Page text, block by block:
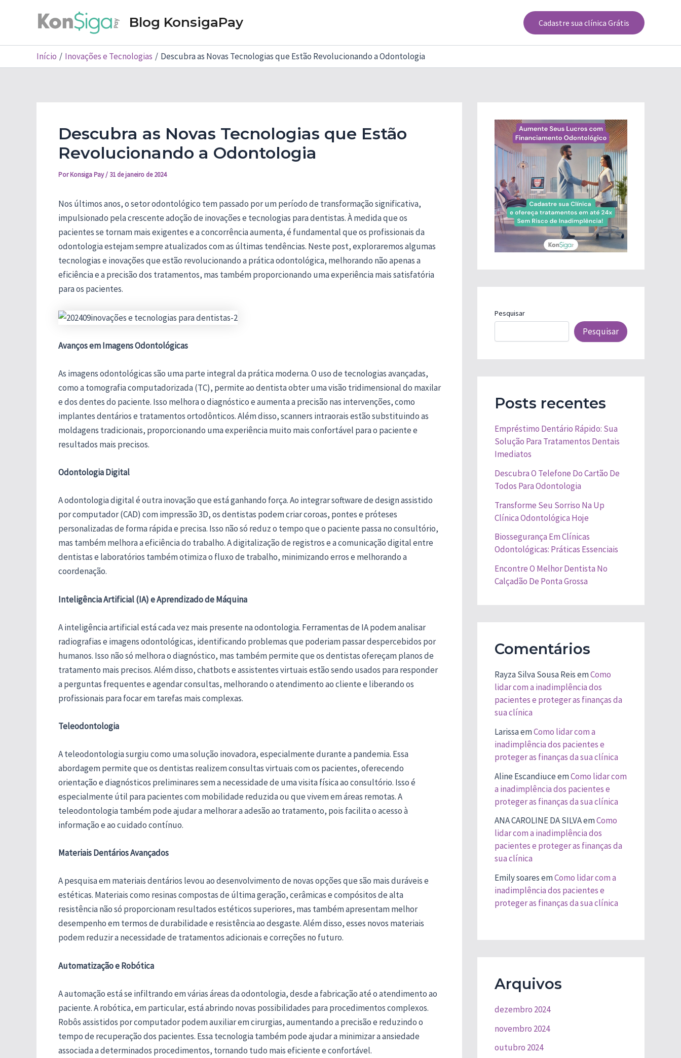
conteúdo
Blog KonsigaPay Cadastre sua clínica Grátis
Início Inovações e Tecnologias Descubra as Novas Tecnologias que Estão Revolucionando a Odontologia
Descubra as Novas Tecnologias que Estão
Revolucionando a Odontologia
PorKonsiga Pay/ 31 de janeiro de 2024
Nos últimos anos, o setor odontológico tem passado por um período de transformação significativa,
impulsionado pela crescente adoção de inovações e tecnologias para dentistas. À medida que os
pacientes se tornam mais exigentes e a concorrência aumenta, é fundamental que os profissionais da
odontologia estejam sempre atualizados com as últimas tendências. Neste post, exploraremos algumas
tecnologias e inovações que estão revolucionando a prática odontológica, melhorando não apenas a
eficiência e a precisão dos tratamentos, mas também proporcionando uma experiência mais satisfatória
para os pacientes.
Avanços em Imagens Odontológicas
As imagens odontológicas são uma parte integral da prática moderna. O uso de tecnologias avançadas,
como a tomografia computadorizada (TC), permite ao dentista obter uma visão tridimensional do maxilar
e dos dentes do paciente. Isso melhora o diagnóstico e aumenta a precisão nas intervenções, como
implantes dentários e tratamentos ortodônticos. Além disso, scanners intraorais estão substituindo as
moldagens tradicionais, proporcionando uma experiência muito mais confortável para o paciente e
resultados mais precisos.
Odontologia Digital
A odontologia digital é outra inovação que está ganhando força. Ao integrar software de design assistido
por computador (CAD) com impressão 3D, os dentistas podem criar coroas, pontes e próteses
personalizadas de forma rápida e precisa. Isso não só reduz o tempo que o paciente passa no consultório,
mas também melhora a eficiência do trabalho. A digitalização de registros e a comunicação digital entre
dentistas e laboratórios também otimiza o fluxo de trabalho, minimizando erros e melhorando a
coordenação.
Inteligência Artificial (IA) e Aprendizado de Máquina
A inteligência artificial está cada vez mais presente na odontologia. Ferramentas de IA podem analisar
radiografias e imagens odontológicas, identificando problemas que poderiam passar despercebidos por
humanos. Isso não só melhora o diagnóstico, mas também permite que os dentistas ofereçam planos de
tratamento mais precisos. Além disso, chatbots e assistentes virtuais estão sendo usados para responder
a perguntas frequentes e agendar consultas, melhorando o atendimento ao cliente e liberando os
profissionais para focar em tarefas mais complexas.
Teleodontologia
A teleodontologia surgiu como uma solução inovadora, especialmente durante a pandemia. Essa
abordagem permite que os dentistas realizem consultas virtuais com os pacientes, oferecendo
orientação e diagnósticos preliminares sem a necessidade de uma visita física ao consultório. Isso é
especialmente útil para pacientes com mobilidade reduzida ou que vivem em áreas remotas. A
teleodontologia também pode ajudar a melhorar a adesão ao tratamento, pois facilita o acesso à
informação e ao cuidado contínuo.
Materiais Dentários Avançados
A pesquisa em materiais dentários levou ao desenvolvimento de novas opções que são mais duráveis e
estéticas. Materiais como resinas compostas de última geração, cerâmicas e compósitos de alta
resistência não só proporcionam resultados estéticos superiores, mas também apresentam melhor
desempenho em termos de durabilidade e resistência ao desgaste. Além disso, esses novos materiais
podem reduzir a necessidade de tratamentos adicionais e correções no futuro.
Automatização e Robótica
A automação está se infiltrando em várias áreas da odontologia, desde a fabricação até o atendimento ao
paciente. A robótica, em particular, está abrindo novas possibilidades para procedimentos complexos.
Robôs assistidos por computador podem auxiliar em cirurgias, aumentando a precisão e reduzindo o
tempo de recuperação dos pacientes. Essa tecnologia também pode ajudar a minimizar a ansiedade
associada a determinados procedimentos, tornando tudo mais eficiente e confortável.
Pesquisar
Pesquisar
Posts recentes
Empréstimo Dentário Rápido: Sua
Solução Para Tratamentos Dentais
Imediatos
Descubra O Telefone Do Cartão De
Todos Para Odontologia
Transforme Seu Sorriso Na Up
Clínica Odontológica Hoje
Biossegurança Em Clínicas
Odontológicas: Práticas Essenciais
Encontre O Melhor Dentista No
Calçadão De Ponta Grossa
Comentários
Rayza Silva Sousa ReisemComo
lidar com a inadimplência dos
pacientes e proteger as finanças da
sua clínica
LarissaemComo lidar com a
inadimplência dos pacientes e
proteger as finanças da sua clínica
Aline EscandiuceemComo lidar com
a inadimplência dos pacientes e
proteger as finanças da sua clínica
ANA CAROLINE DA SILVAemComo
lidar com a inadimplência dos
pacientes e proteger as finanças da
sua clínica
Emily soaresemComo lidar com a
inadimplência dos pacientes e
proteger as finanças da sua clínica
Arquivos
dezembro 2024
novembro 2024
outubro 2024